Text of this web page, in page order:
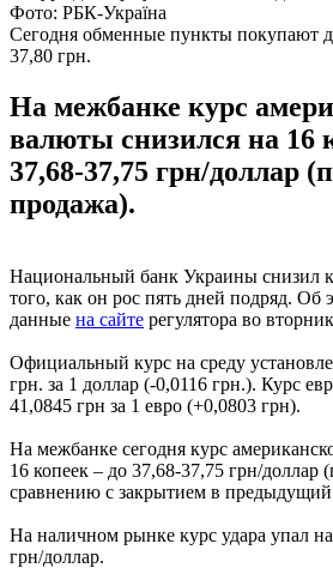
Фото: РБК-Україна
Сегодня обменные пункты покупают
37,80 грн.
На межбанке курс
валюты снизился на 16
37,68-37,75 грн/доллар
продажа).
Национальный банк Украины снизил
того, как он рос пять дней подряд. Об
данные на сайте регулятора во
Официальный курс на среду
грн. за 1 доллар (-0,0116 грн.). Курс
41,0845 грн за 1 евро (+0,0803 грн).
На межбанке сегодня курс
16 копеек – до 37,68-37,75 грн/доллар
сравнению с закрытием в предыдущий
На наличном рынке курс удара упал
грн/доллар.